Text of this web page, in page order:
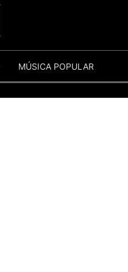
MÚSICA POPULAR